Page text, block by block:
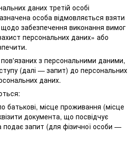
даних третій особі
особа відмовляється взяти
забезпечення виконання вимог
персональних даних» або
з персональними даними,
(далі — запит) до персональних
даних.
батькові, місце проживання (місце
документа, що посвідчує
подає запит (для фізичної особи —